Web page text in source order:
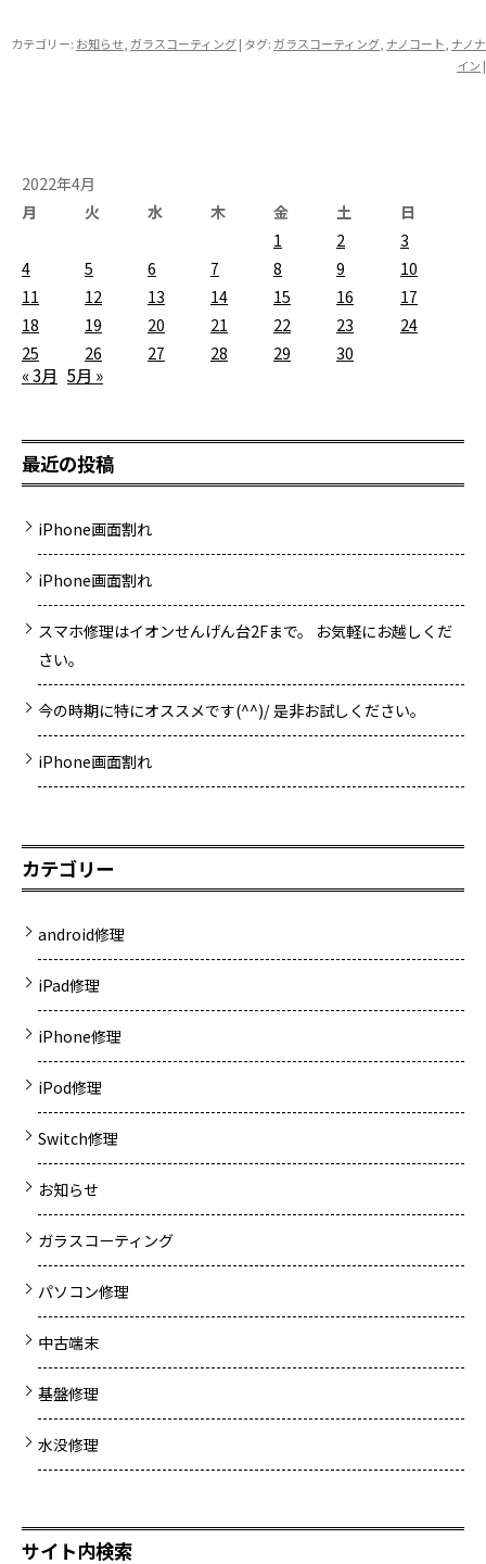
カテゴリー: お知らせ, ガラスコーティング| タグ: ガラスコーティング,ナノコート,ナノナ
イン |
2022年4月
月
火 水 木 金 土
日
1
2
3
4
5 6 7 8 9
10
11
12 13 14 15 16
17
18
19 20 21 22 23
24
25
26 27 28 29 30
« 3月 5月 »
最近の投稿
iPhone画面割れ
iPhone画面割れ
スマホ修理はイオンせんげん台2Fまで。 お気軽にお越しくだ
さい。
今の時期に特にオススメです(^^)/ 是非お試しください。
iPhone画面割れ
カテゴリー
android修理
iPad修理
iPhone修理
iPod修理
Switch修理
お知らせ
ガラスコーティング
パソコン修理
中古端末
基盤修理
水没修理
サイト内検索